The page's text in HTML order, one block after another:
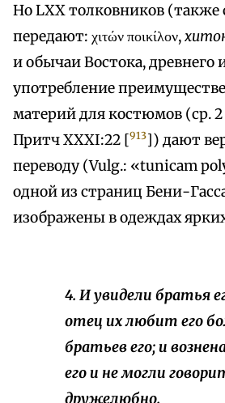
Но LXX толковников (также
передают: χιτών ποικίλον,
и обычаи Востока, древнего
употребление
материй для костюмов (ср.
Притч XXXI:22 [913]) дают
переводу (Vulg.: «tunicam
одной из страниц Бени-
изображены в одеждах
4. И увидели братья
отец их любит его
братьев его; и
его и не могли
дружелюбно.